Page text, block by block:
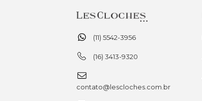
(11) 5542-3956
(16) 3413-9320
contato@lescloches.com.br